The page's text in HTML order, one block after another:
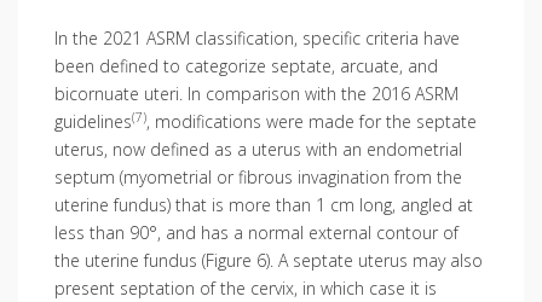
In the 2021 ASRM classification, specific criteria have
been defined to categorize septate, arcuate, and
bicornuate uteri. In comparison with the 2016 ASRM
guidelines(7), modifications were made for the septate
uterus, now defined as a uterus with an endometrial
septum (myometrial or fibrous invagination from the
uterine fundus) that is more than 1 cm long, angled at
less than 90°, and has a normal external contour of
the uterine fundus (Figure 6). A septate uterus may also
present septation of the cervix, in which case it is